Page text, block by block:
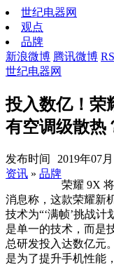
世纪电器网
观点
品牌
新浪微博 腾讯微博
世纪电器网
投入数亿！荣
有空调级散热
发布时间
2019年07
资讯 » 品牌
荣耀 9X
消息称，这款荣耀新
技术为“‘满帧’挑战计
是单一的技术，而是
总研发投入达数亿元
是为了提升手机性能